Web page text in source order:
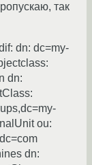
так
dn: dc=my-
dn:
ou:
dn: